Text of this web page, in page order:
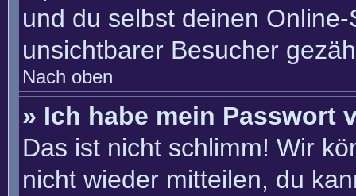
und du selbst deinen
unsichtbarer Besucher
Nach oben
» Ich habe mein Passwort
Das ist nicht schlimm! Wir
nicht wieder mitteilen, du